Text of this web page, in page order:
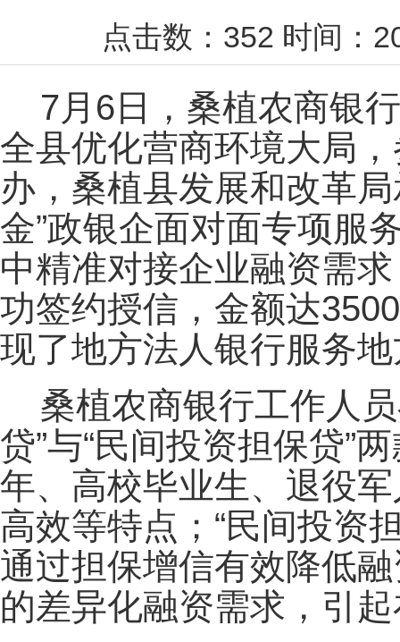
点击数： 352 时间：
7月6日，桑植农商银
全县优化营商环境大局
办，桑植县发展和改革局
金”政银企面对面专项服
中精准对接企业融资需
功签约授信，金额达
现了地方法人银行服务
桑植农商银行工作人
贷”与“民间投资担保贷”
年、高校毕业生、退役
高效等特点；“民间投资
通过担保增信有效降低
的差异化融资需求，引